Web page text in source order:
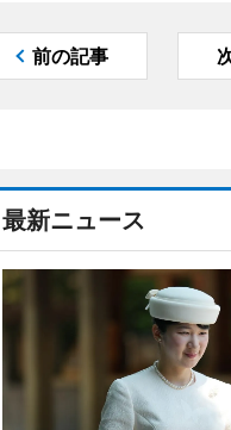
前の記事
最新ニュース